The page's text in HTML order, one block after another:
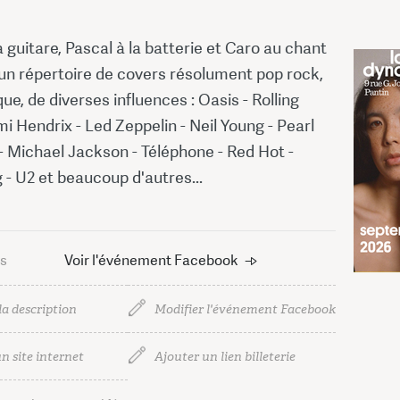
guitare, Pascal à la batterie et Caro au chant
répertoire de covers résolument pop rock,
de diverses influences : Oasis - Rolling
Hendrix - Led Zeppelin - Neil Young - Pearl
Michael Jackson - Téléphone - Red Hot -
- U2 et beaucoup d'autres...
Voir l'événement Facebook
description Modifier l'événement Facebook
site internet Ajouter un lien billeterie